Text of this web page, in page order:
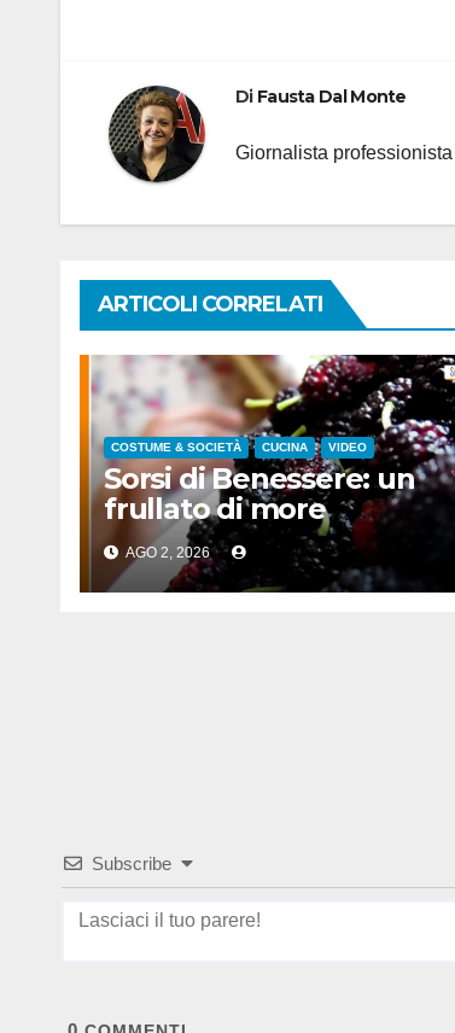
Di Fausta Dal Monte
Giornalista
ARTICOLI CORRELATI
COSTUME & SOCIETÀ CUCINA VIDEO
Sorsi di Benessere: un
frullato di more
AGO 2, 2026
Subscribe